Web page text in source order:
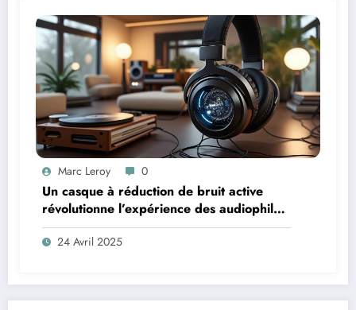
Marc Leroy 0
Un casque à réduction de bruit active
révolutionne l’expérience des audiophiles
exigeants
24 Avril 2025